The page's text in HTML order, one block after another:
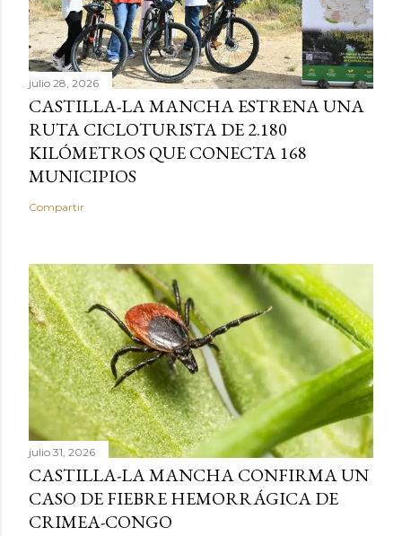
julio 28, 2026
CASTILLA-LA MANCHA ESTRENA UNA
RUTA CICLOTURISTA DE 2.180
KILÓMETROS QUE CONECTA 168
MUNICIPIOS
Compartir
julio 31, 2026
CASTILLA-LA MANCHA CONFIRMA UN
CASO DE FIEBRE HEMORRÁGICA DE
CRIMEA-CONGO